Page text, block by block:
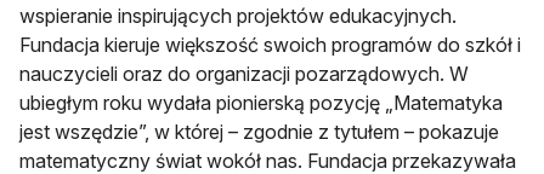
wspieranie inspirujących projektów edukacyjnych.
Fundacja kieruje większość swoich programów do szkół i
nauczycieli oraz do organizacji pozarządowych. W
ubiegłym roku wydała pionierską pozycję „Matematyka
jest wszędzie”, w której – zgodnie z tytułem – pokazuje
matematyczny świat wokół nas. Fundacja przekazywała